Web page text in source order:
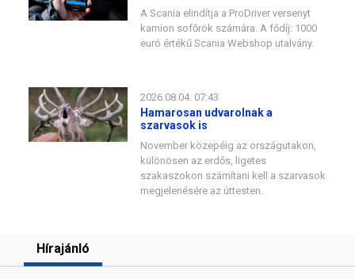
A Scania elindítja a ProDriver versenyt
kamion sofőrök számára. A fődíj: 1000
euró értékű Scania Webshop utalvány.
2026.08.04. 07:43
Hamarosan udvarolnak a
szarvasok is
November közepéig az országutakon,
különösen az erdős, ligetes
szakaszokon számítani kell a szarvasok
megjelenésére az úttesten.
Hírajánló